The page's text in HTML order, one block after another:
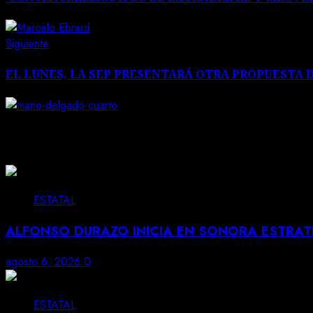
entradas
Siguiente
EL LUNES, LA SEP PRESENTARÁ OTRA PROPUESTA
ESTATAL
ALFONSO DURAZO INICIA EN SONORA
agosto 6, 2026 0
ESTATAL